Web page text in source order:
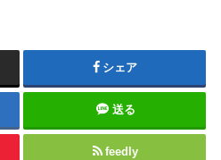
シェア
送る
feedly